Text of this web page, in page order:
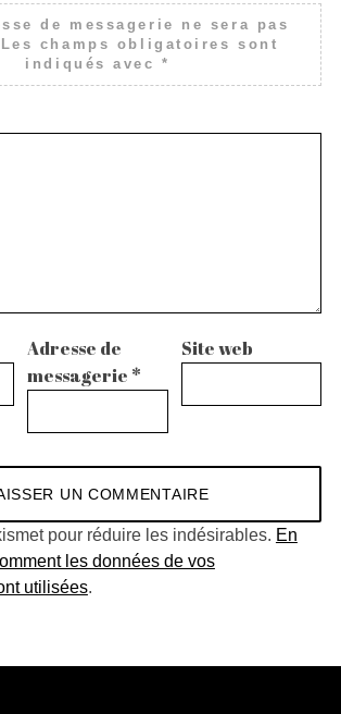
de messagerie ne sera pas
Les champs obligatoires sont
indiqués avec*
Adresse de
messagerie *
Site web
pour réduire les indésirables. En
les données de vos
utilisées.